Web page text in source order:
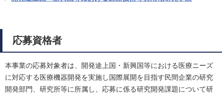
応募資格者
本事業の応募対象者は、開発途上国・新興国等における医療ニーズ
に対応する医療機器開発を実施し国際展開を目指す民間企業の研究
開発部門、研究所等に所属し、応募に係る研究開発課題について研